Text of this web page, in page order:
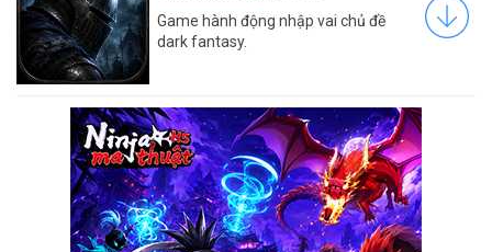
Game hành động nhập vai chủ đề
dark fantasy.